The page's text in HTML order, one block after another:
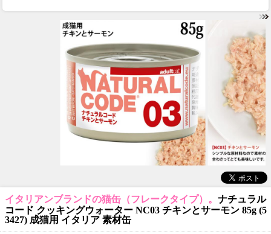
イタリアンブランドの猫缶（フレークタイプ）。 ナチュラル
コード クッキングウォーター NC03 チキンとサーモン 85g (5
3427) 成猫用 イタリア 素材缶